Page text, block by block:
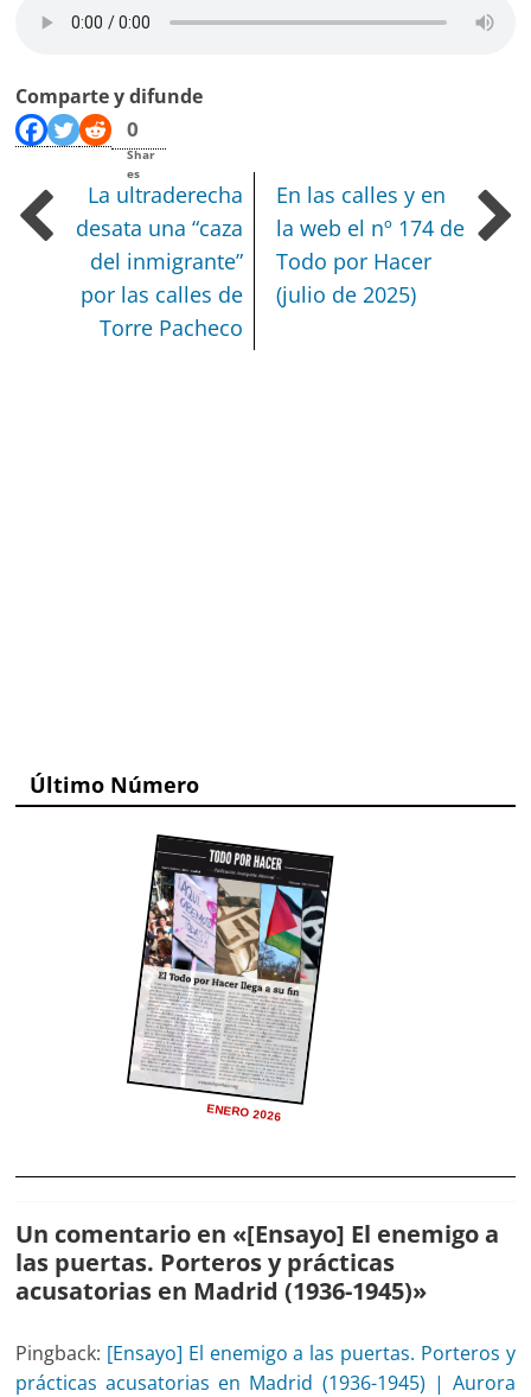
Comparte y difunde
0
Shar
es
La ultraderecha
desata una “caza
del inmigrante”
por las calles de
Torre Pacheco
En las calles y en
la web el nº 174 de
Todo por Hacer
(julio de 2025)
Último Número
ENERO 2026
Un comentario en «[Ensayo] El enemigo a
las puertas. Porteros y prácticas
acusatorias en Madrid (1936-1945)»
Pingback: [Ensayo] El enemigo a las puertas. Porteros y
prácticas acusatorias en Madrid (1936-1945) | Aurora